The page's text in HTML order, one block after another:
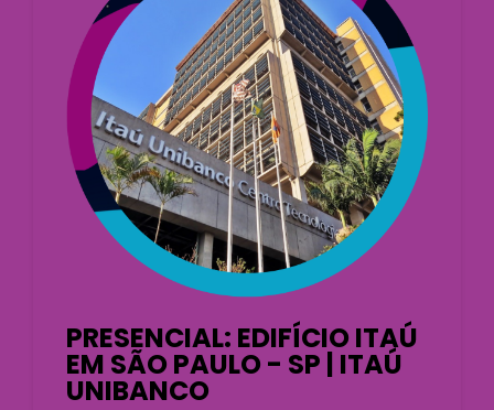
PRESENCIAL: EDIFÍCIO ITAÚ
EM SÃO PAULO - SP | ITAÚ
UNIBANCO